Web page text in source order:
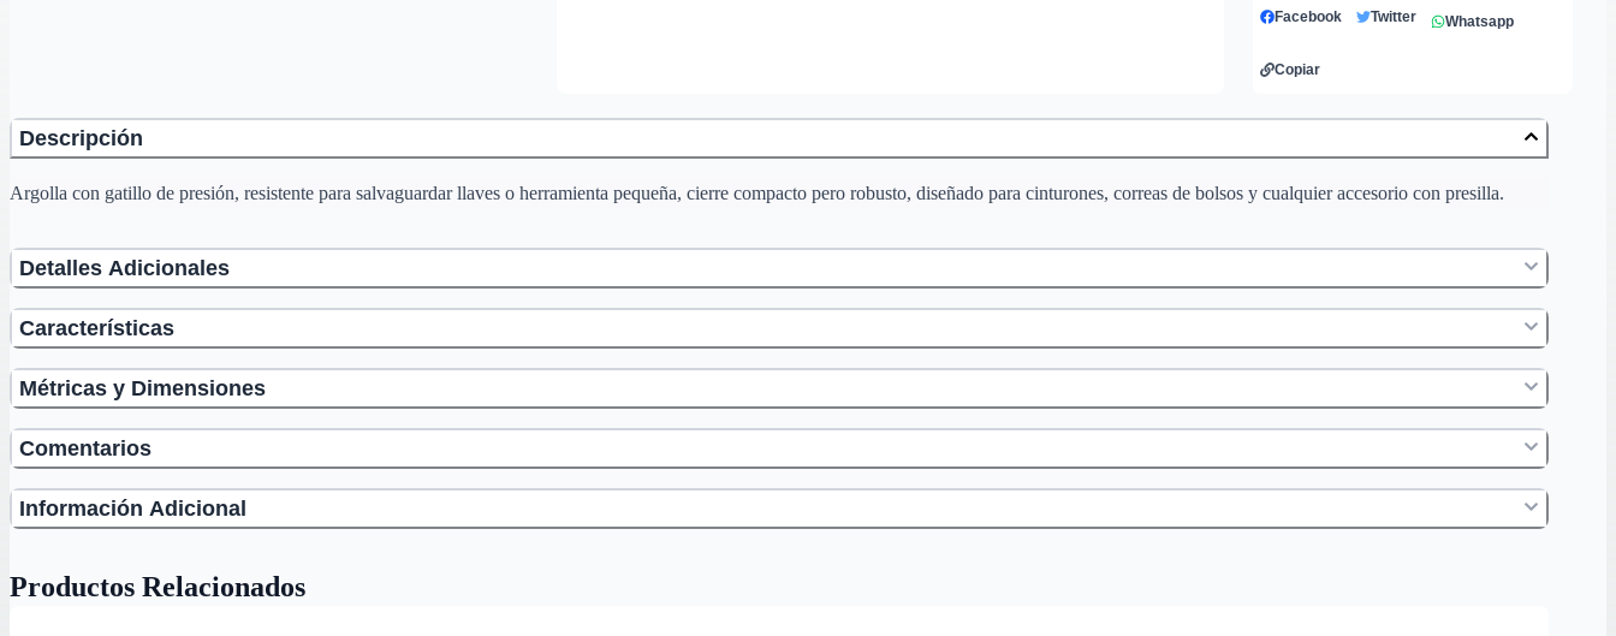
Facebook Twitter Whatsapp
Copiar
Descripción
Argolla con gatillo de presión, resistente para salvaguardar llaves o herramienta pequeña, cierre compacto pero robusto, diseñado para cinturones, correas de bolsos y cualquier accesorio con presilla.
Detalles Adicionales
Características
Métricas y Dimensiones
Comentarios
Información Adicional
Productos Relacionados